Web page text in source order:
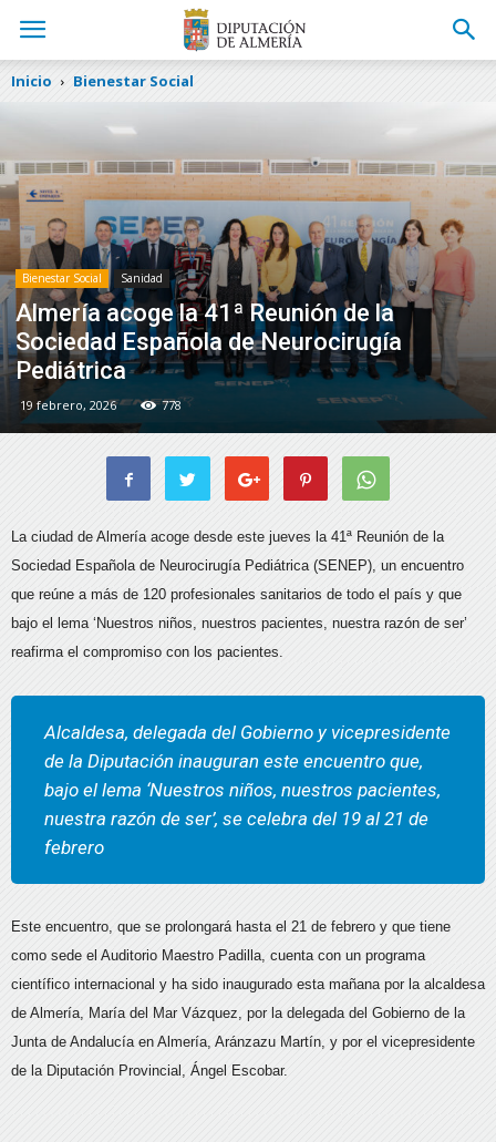
Inicio Bienestar Social
Bienestar Social Sanidad
Almería acoge la 41ª Reunión de la
Sociedad Española de Neurocirugía
Pediátrica
19 febrero, 2026 778
La ciudad de Almería acoge desde este jueves la 41ª Reunión de la
Sociedad Española de Neurocirugía Pediátrica (SENEP), un encuentro
que reúne a más de 120 profesionales sanitarios de todo el país y que
bajo el lema ‘Nuestros niños, nuestros pacientes, nuestra razón de ser’
reafirma el compromiso con los pacientes.
Alcaldesa, delegada del Gobierno y vicepresidente
de la Diputación inauguran este encuentro que,
bajo el lema ‘Nuestros niños, nuestros pacientes,
nuestra razón de ser’, se celebra del 19 al 21 de
febrero
Este encuentro, que se prolongará hasta el 21 de febrero y que tiene
como sede el Auditorio Maestro Padilla, cuenta con un programa
científico internacional y ha sido inaugurado esta mañana por la alcaldesa
de Almería, María del Mar Vázquez, por la delegada del Gobierno de la
Junta de Andalucía en Almería, Aránzazu Martín, y por el vicepresidente
de la Diputación Provincial, Ángel Escobar.